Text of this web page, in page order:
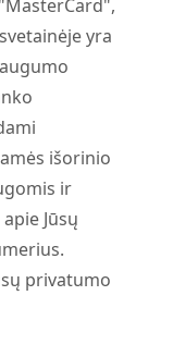
yra
išorinio
ir
Jūsų
privatumo